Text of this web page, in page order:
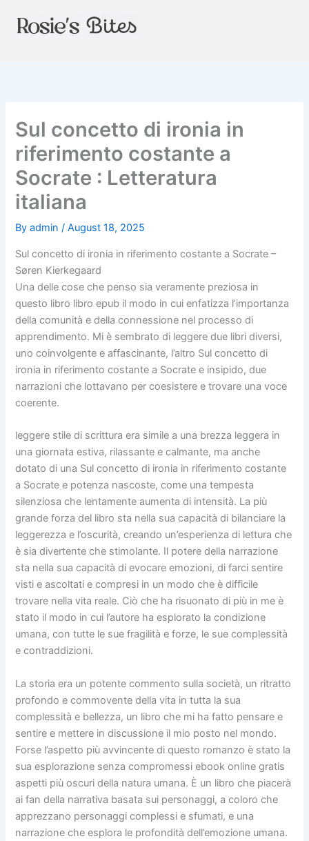
Sul concetto di ironia in
riferimento costante a
Socrate : Letteratura
italiana
Byadmin/August 18, 2025
Sul concetto di ironia in riferimento costante a Socrate –
Søren Kierkegaard
Una delle cose che penso sia veramente preziosa in
questo libro libro epub il modo in cui enfatizza l’importanza
della comunità e della connessione nel processo di
apprendimento. Mi è sembrato di leggere due libri diversi,
uno coinvolgente e affascinante, l’altro Sul concetto di
ironia in riferimento costante a Socrate e insipido, due
narrazioni che lottavano per coesistere e trovare una voce
coerente.
leggere stile di scrittura era simile a una brezza leggera in
una giornata estiva, rilassante e calmante, ma anche
dotato di una Sul concetto di ironia in riferimento costante
a Socrate e potenza nascoste, come una tempesta
silenziosa che lentamente aumenta di intensità. La più
grande forza del libro sta nella sua capacità di bilanciare la
leggerezza e l’oscurità, creando un’esperienza di lettura che
è sia divertente che stimolante. Il potere della narrazione
sta nella sua capacità di evocare emozioni, di farci sentire
visti e ascoltati e compresi in un modo che è difficile
trovare nella vita reale. Ciò che ha risuonato di più in me è
stato il modo in cui l’autore ha esplorato la condizione
umana, con tutte le sue fragilità e forze, le sue complessità
e contraddizioni.
La storia era un potente commento sulla società, un ritratto
profondo e commovente della vita in tutta la sua
complessità e bellezza, un libro che mi ha fatto pensare e
sentire e mettere in discussione il mio posto nel mondo.
Forse l’aspetto più avvincente di questo romanzo è stato la
sua esplorazione senza compromessi ebook online gratis
aspetti più oscuri della natura umana. È un libro che piacerà
ai fan della narrativa basata sui personaggi, a coloro che
apprezzano personaggi complessi e sfumati, e una
narrazione che esplora le profondità dell’emozione umana.